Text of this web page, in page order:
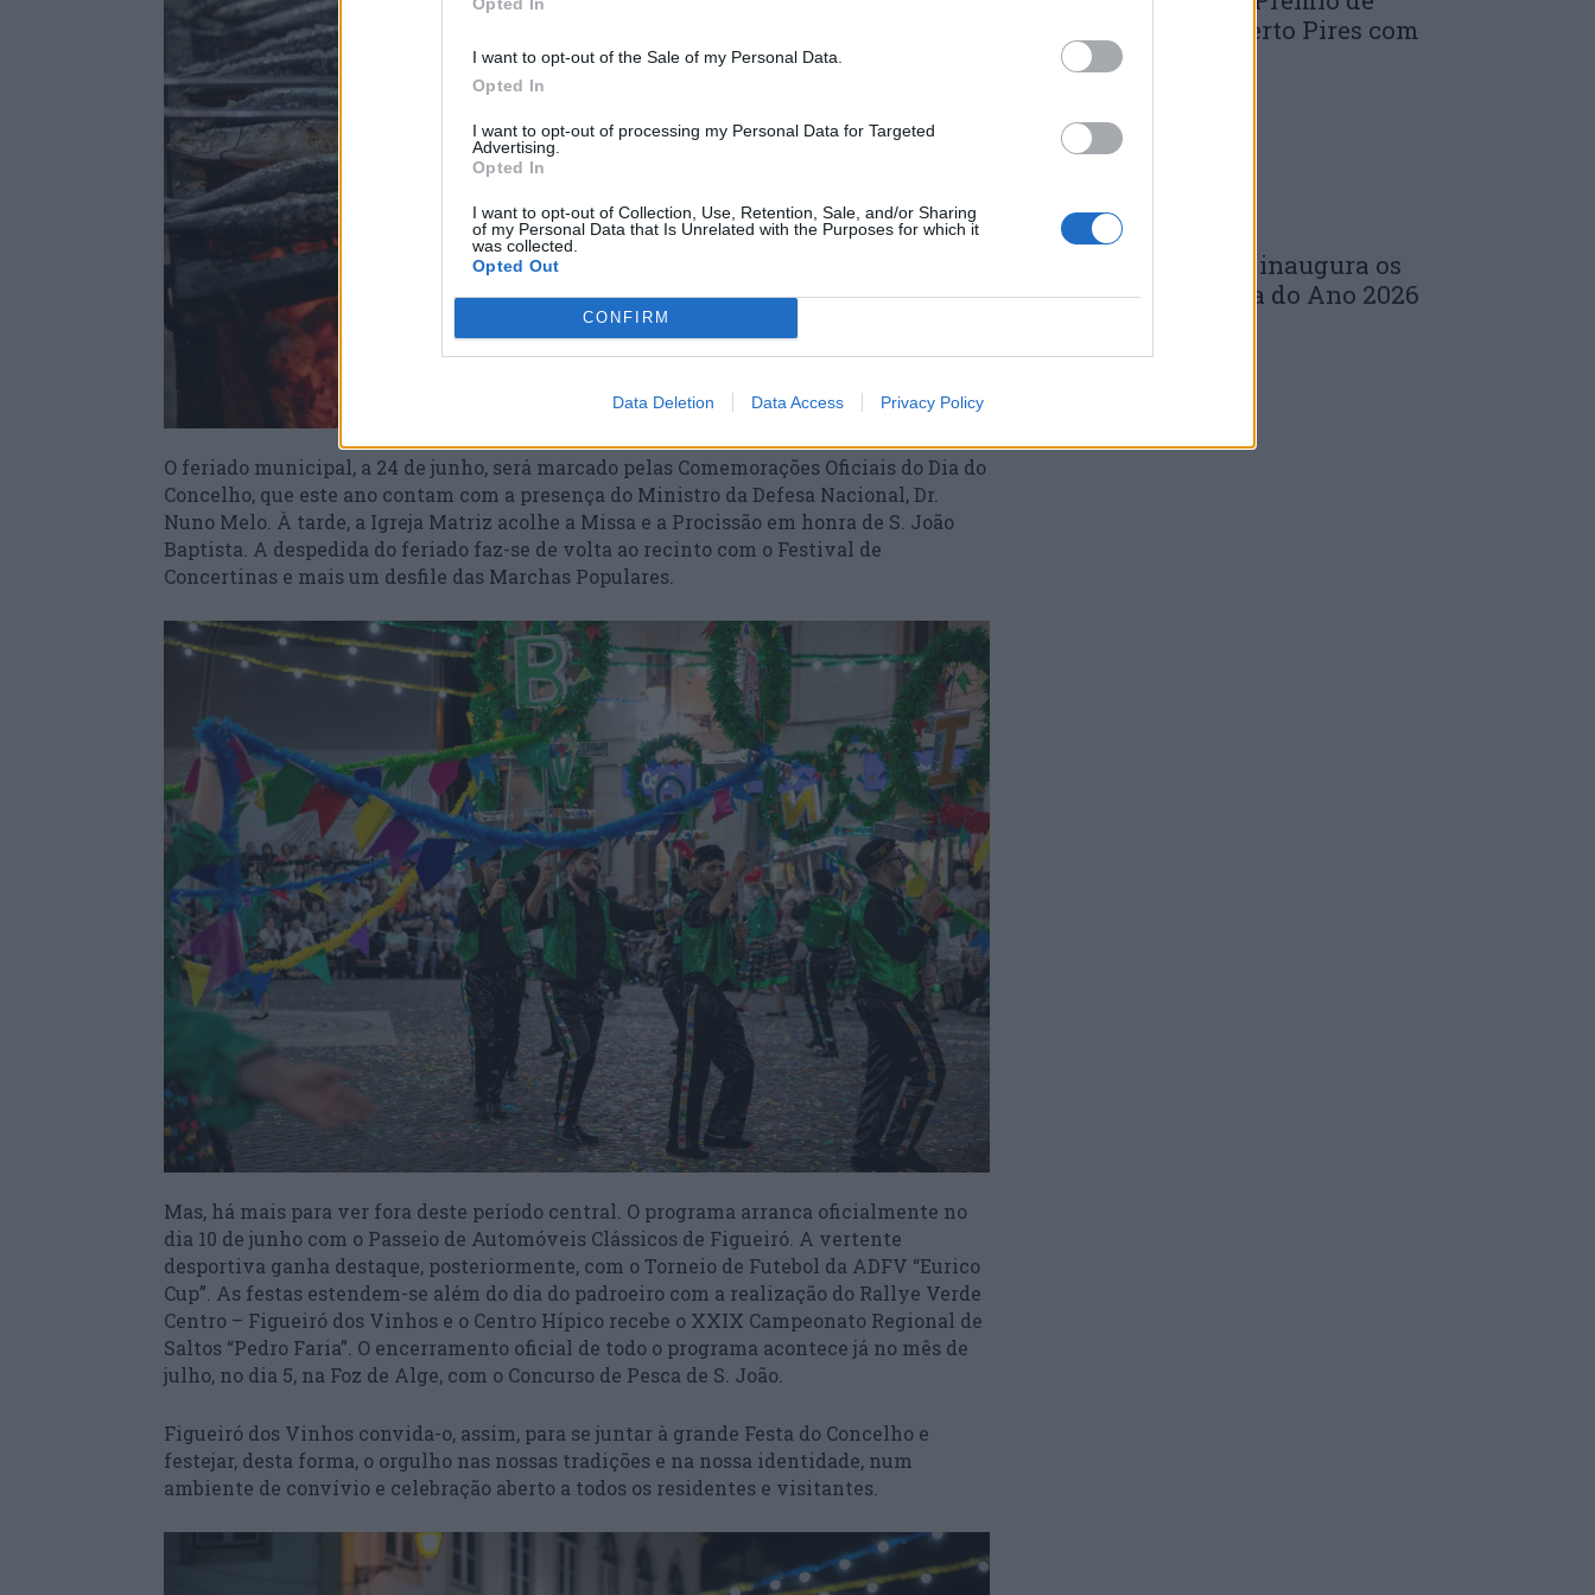
I want to opt-out of the Sale of my Personal Data.
Opted In
I want to opt-out of processing my Personal Data for Targeted
Advertising.
Opted In
I want to opt-out of Collection, Use, Retention, Sale, and/or Sharing
of my Personal Data that Is Unrelated with the Purposes for which it
was collected.
Opted Out
CONFIRM
Data Deletion Data Access Privacy Policy
O feriado municipal, a 24 de junho, será marcado pelas Comemorações Oficiais do Dia do
Concelho, que este ano contam com a presença do Ministro da Defesa Nacional, Dr.
Nuno Melo. À tarde, a Igreja Matriz acolhe a Missa e a Procissão em honra de S. João
Baptista. A despedida do feriado faz-se de volta ao recinto com o Festival de
Concertinas e mais um desfile das Marchas Populares.
Mas, há mais para ver fora deste período central. O programa arranca oficialmente no
dia 10 de junho com o Passeio de Automóveis Clássicos de Figueiró. A vertente
desportiva ganha destaque, posteriormente, com o Torneio de Futebol da ADFV “Eurico
Cup”. As festas estendem-se além do dia do padroeiro com a realização do Rallye Verde
Centro – Figueiró dos Vinhos e o Centro Hípico recebe o XXIX Campeonato Regional de
Saltos “Pedro Faria”. O encerramento oficial de todo o programa acontece já no mês de
julho, no dia 5, na Foz de Alge, com o Concurso de Pesca de S. João.
Figueiró dos Vinhos convida-o, assim, para se juntar à grande Festa do Concelho e
festejar, desta forma, o orgulho nas nossas tradições e na nossa identidade, num
ambiente de convívio e celebração aberto a todos os residentes e visitantes.
Inovação J. Norberto Pires com
candidaturas...
Bárbara Bandeira inaugura os
concertos da Feira do Ano 2026
30 DE JULHO, 2026